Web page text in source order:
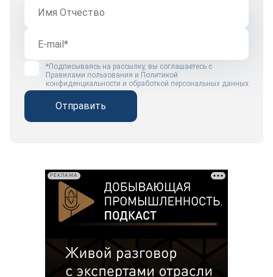
*Подписываясь на рассылку, вы соглашаетесь с
Правилами пользования и Политикой
конфиденциальности и обработкой персональных данных
Отправить
РЕКЛАМА